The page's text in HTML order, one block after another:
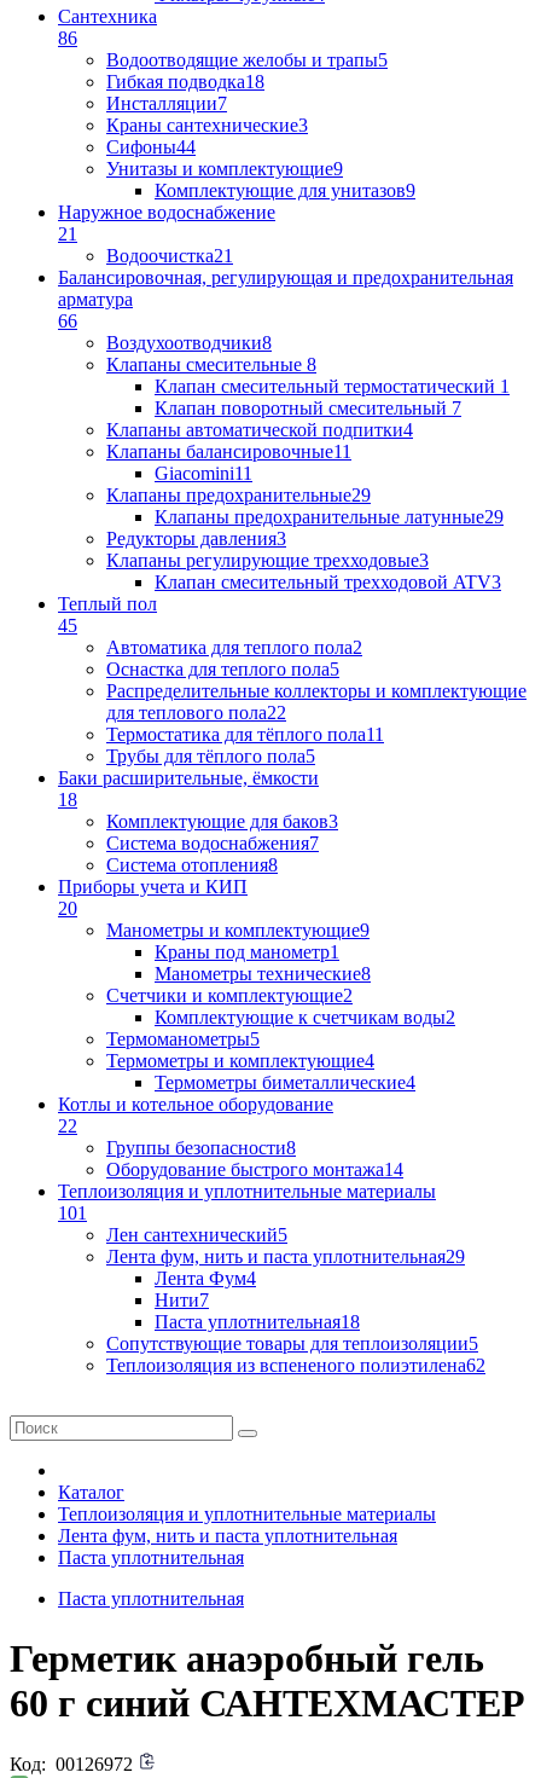
Сантехника
86
Водоотводящие желобы и трапы5
Гибкая подводка18
Инсталляции7
Краны сантехнические3
Сифоны44
Унитазы и комплектующие9
Комплектующие для унитазов9
Наружное водоснабжение
21
Водоочистка21
Балансировочная, регулирующая и предохранительная
арматура
66
Воздухоотводчики8
Клапаны cмесительные 8
Клапан cмесительный термостатический 1
Клапан поворотный cмесительный 7
Клапаны автоматической подпитки4
Клапаны балансировочные11
Giacomini11
Клапаны предохранительные29
Клапаны предохранительные латунные29
Редукторы давления3
Клапаны регулирующие трехходовые3
Клапан смесительный трехходовой ATV3
Теплый пол
45
Автоматика для теплого пола2
Оснастка для теплого пола5
Распределительные коллекторы и комплектующие
для теплового пола22
Термостатика для тёплого пола11
Трубы для тёплого пола5
Баки расширительные, ёмкости
18
Комплектующие для баков3
Система водоснабжения7
Система отопления8
Приборы учета и КИП
20
Манометры и комплектующие9
Краны под манометр1
Манометры технические8
Счетчики и комплектующие2
Комплектующие к счетчикам воды2
Термоманометры5
Термометры и комплектующие4
Термометры биметаллические4
Котлы и котельное оборудование
22
Группы безопасности8
Оборудование быстрого монтажа14
Теплоизоляция и уплотнительные материалы
101
Лен сантехнический5
Лента фум, нить и паста уплотнительная29
Лента Фум4
Нити7
Паста уплотнительная18
Сопутствующие товары для теплоизоляции5
Теплоизоляция из вспененого полиэтилена62
Каталог
Теплоизоляция и уплотнительные материалы
Лента фум, нить и паста уплотнительная
Паста уплотнительная
Паста уплотнительная
Герметик анаэробный гель
60 г синий САНТЕХМАСТЕР
Код: 00126972